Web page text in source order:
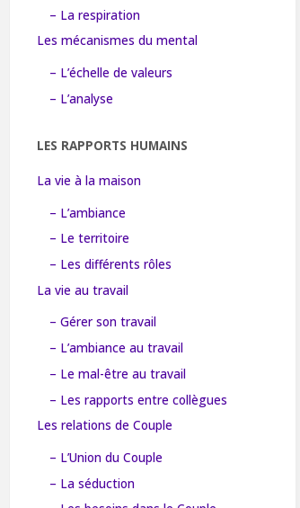
– La respiration
Les mécanismes du mental
– L’échelle de valeurs
– L’analyse
LES RAPPORTS HUMAINS
La vie à la maison
– L’ambiance
– Le territoire
– Les différents rôles
La vie au travail
– Gérer son travail
– L’ambiance au travail
– Le mal-être au travail
– Les rapports entre collègues
Les relations de Couple
– L’Union du Couple
– La séduction